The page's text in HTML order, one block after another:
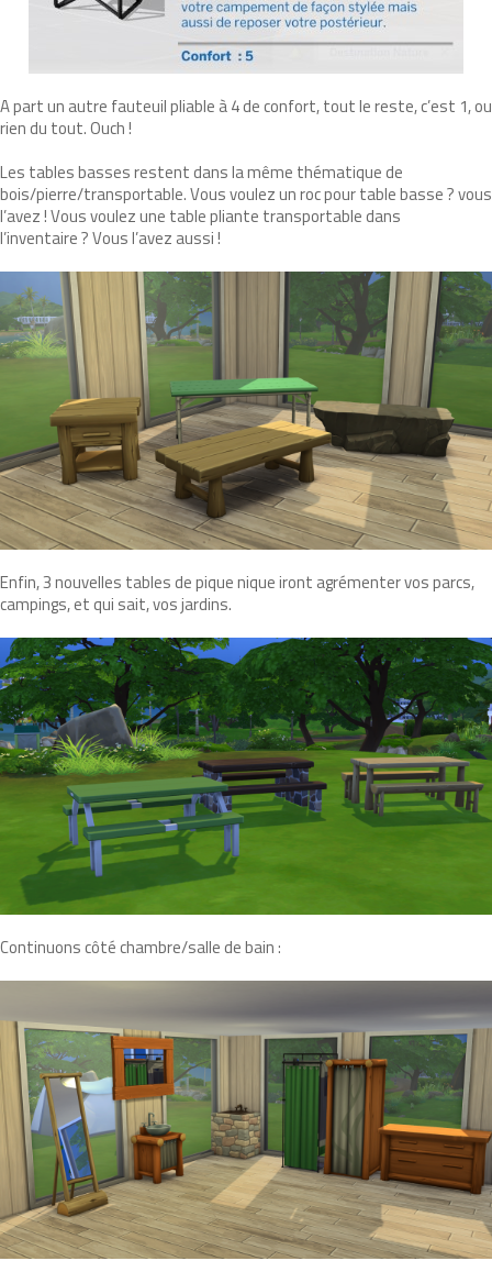
A part un autre fauteuil pliable à 4 de confort, tout le reste, c’est 1, ou
rien du tout. Ouch !
Les tables basses restent dans la même thématique de
bois/pierre/transportable. Vous voulez un roc pour table basse ? vous
l’avez ! Vous voulez une table pliante transportable dans
l’inventaire ? Vous l’avez aussi !
Enfin, 3 nouvelles tables de pique nique iront agrémenter vos parcs,
campings, et qui sait, vos jardins.
Continuons côté chambre/salle de bain :